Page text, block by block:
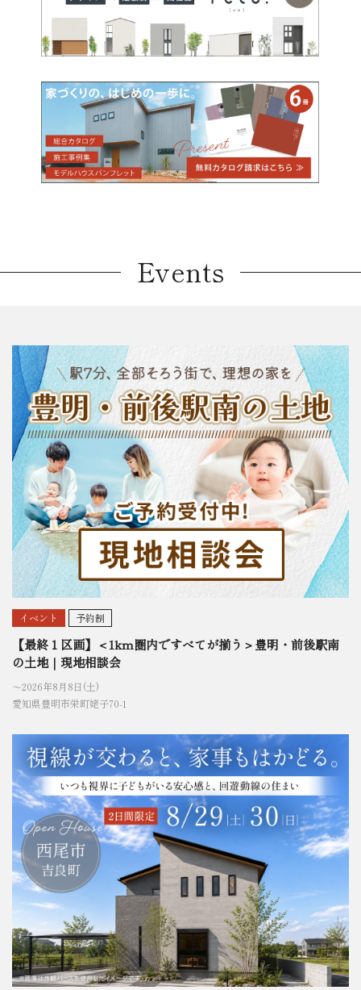
Events
イベント 予約制
【最終１区画】＜1km圏内ですべてが揃う＞豊明・前後駅南
の土地｜現地相談会
〜2026年8月8日(土)
愛知県豊明市栄町姥子70-1